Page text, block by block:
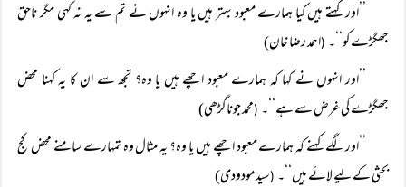
’’اور کہتے ہیں کیا ہمارے معبود بہتر ہیں یا وہ انہوں نے تم سے یہ نہ کہی مگر ناحق
جھگڑے کو‘‘۔ (احمد رضا خان)
’’اور انہوں نے کہا کہ ہمارے معبود اچھے ہیں یا وہ؟ تجھ سے ان کا یہ کہنا محض
جھگڑے کی غرض سے ہے‘‘۔ (محمد جوناگڑھی)
’’اور لگے کہنے کہ ہمارے معبود اچھے ہیں یا وہ؟ یہ مثال وہ تمہارے سامنے محض کج
بحثی کے لیے لائے ہیں‘‘۔ (سید مودودی)